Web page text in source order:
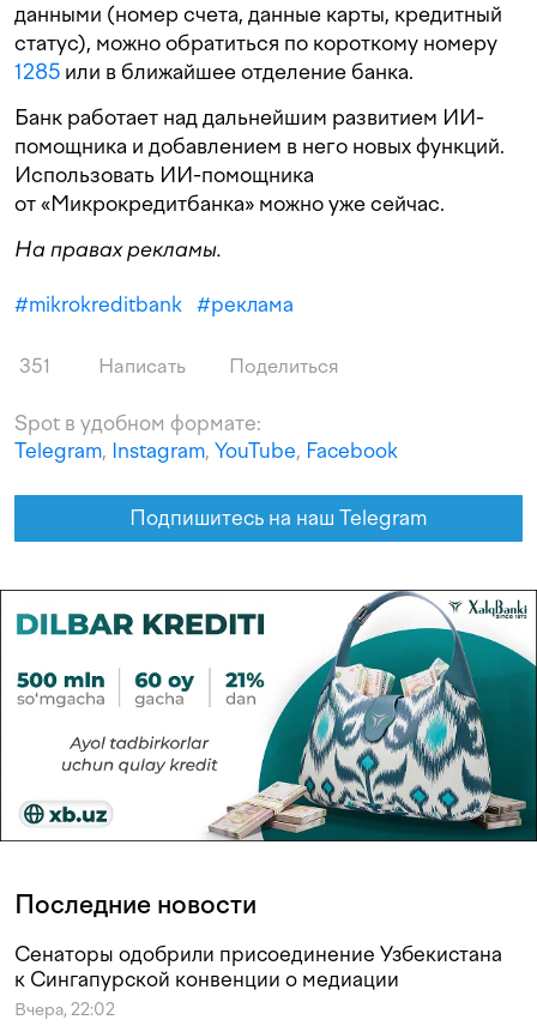
данными (номер счета, данные карты, кредитный
статус), можно обратиться по короткому номеру
1285 или в ближайшее отделение банка.
Банк работает над дальнейшим развитием ИИ-
помощника и добавлением в него новых функций.
Использовать ИИ-помощника
от «Микрокредитбанка» можно уже сейчас.
На правах рекламы.
#mikrokreditbank #реклама
351 Написать Поделиться
Spot в удобном формате:
Telegram, Instagram, YouTube, Facebook
Подпишитесь на наш Telegram
Последние новости
Сенаторы одобрили присоединение Узбекистана
к Сингапурской конвенции о медиации
Вчера, 22:02